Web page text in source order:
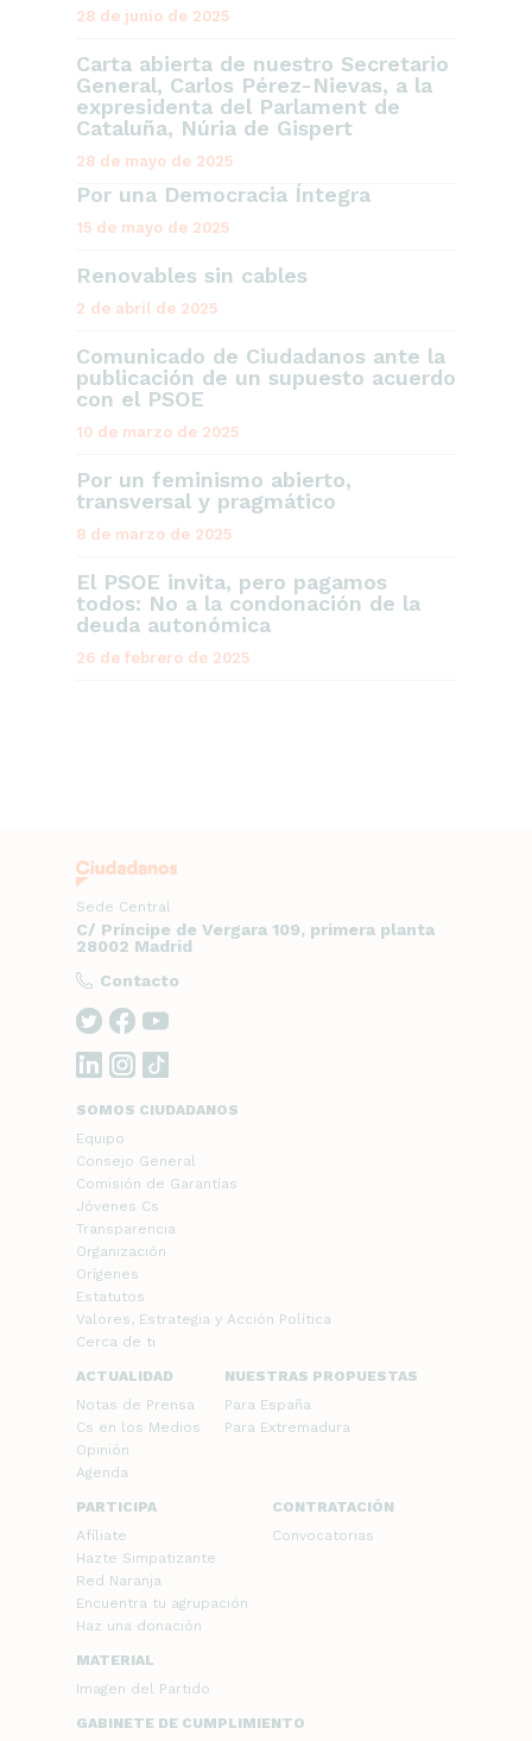
28 de junio de 2025
Carta abierta de nuestro Secretario
General, Carlos Pérez-Nievas, a la
expresidenta del Parlament de
Cataluña, Núria de Gispert
28 de mayo de 2025
Por una Democracia Íntegra
15 de mayo de 2025
Renovables sin cables
2 de abril de 2025
Comunicado de Ciudadanos ante la
publicación de un supuesto acuerdo
con el PSOE
10 de marzo de 2025
Por un feminismo abierto,
transversal y pragmático
8 de marzo de 2025
El PSOE invita, pero pagamos
todos: No a la condonación de la
deuda autonómica
26 de febrero de 2025
Sede Central
C/ Príncipe de Vergara 109, primera planta
28002 Madrid
Contacto
SOMOS CIUDADANOS
Equipo
Consejo General
Comisión de Garantías
Jóvenes Cs
Transparencia
Organización
Orígenes
Estatutos
Valores, Estrategia y Acción Política
Cerca de ti
ACTUALIDAD
Notas de Prensa
Cs en los Medios
Opinión
Agenda
NUESTRAS PROPUESTAS
Para España
Para Extremadura
PARTICIPA
Afíliate
Hazte Simpatizante
Red Naranja
Encuentra tu agrupación
Haz una donación
CONTRATACIÓN
Convocatorias
MATERIAL
Imagen del Partido
GABINETE DE CUMPLIMIENTO